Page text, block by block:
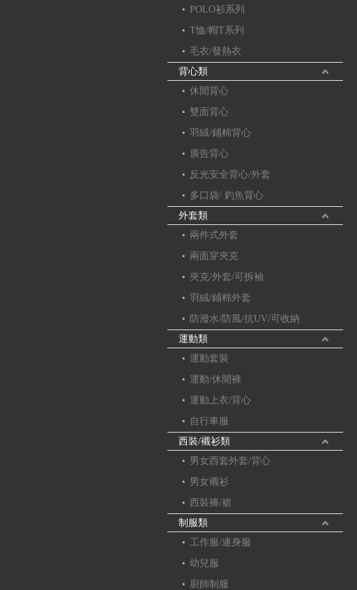
POLO衫系列
T恤/帽T系列
毛衣/發熱衣
背心類
休閒背心
雙面背心
羽絨/鋪棉背心
廣告背心
反光安全背心/外套
多口袋/ 釣魚背心
外套類
兩件式外套
兩面穿夾克
夾克/外套/可拆袖
羽絨/鋪棉外套
防潑水/防風/抗UV/可收納
運動類
運動套裝
運動/休閒褲
運動上衣/背心
自行車服
西裝/襯衫類
男女西套外套/背心
男女襯衫
西裝褲/裙
制服類
工作服/連身服
幼兒服
廚師制服